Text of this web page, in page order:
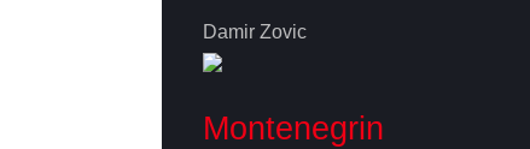
Damir Zovic
Montenegrin